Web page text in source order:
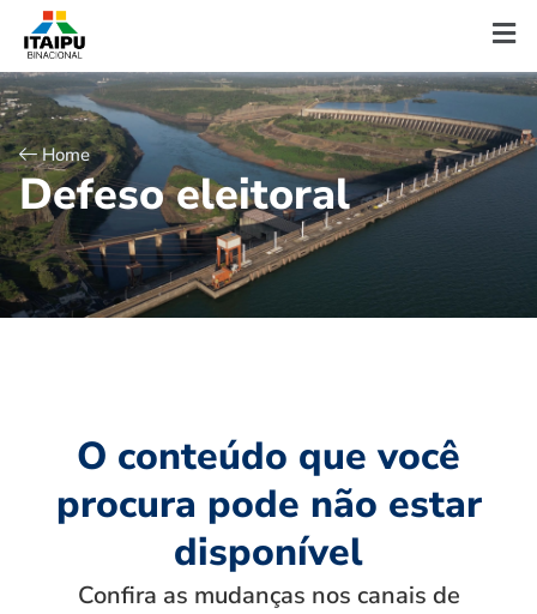
Home
Defeso eleitoral
O conteúdo que você
procura pode não estar
disponível
Confira as mudanças nos canais de